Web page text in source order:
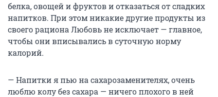
белка, овощей и фруктов и отказаться от сладких
напитков. При этом никакие другие продукты из
своего рациона Любовь не исключает — главное,
чтобы они вписывались в суточную норму
калорий.
— Напитки я пью на сахарозаменителях, очень
люблю колу без сахара — ничего плохого в ней